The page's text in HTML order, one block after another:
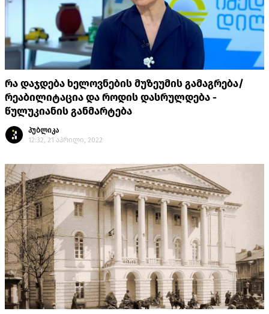
რა დაჯდება ხელოვნების მუზეუმის გამაგრება/
რეაბილიტაცია და როდის დასრულდება -
წულუკიანის განმარტება
პუბლიკა
12:32, 21 აპრილი, 2022